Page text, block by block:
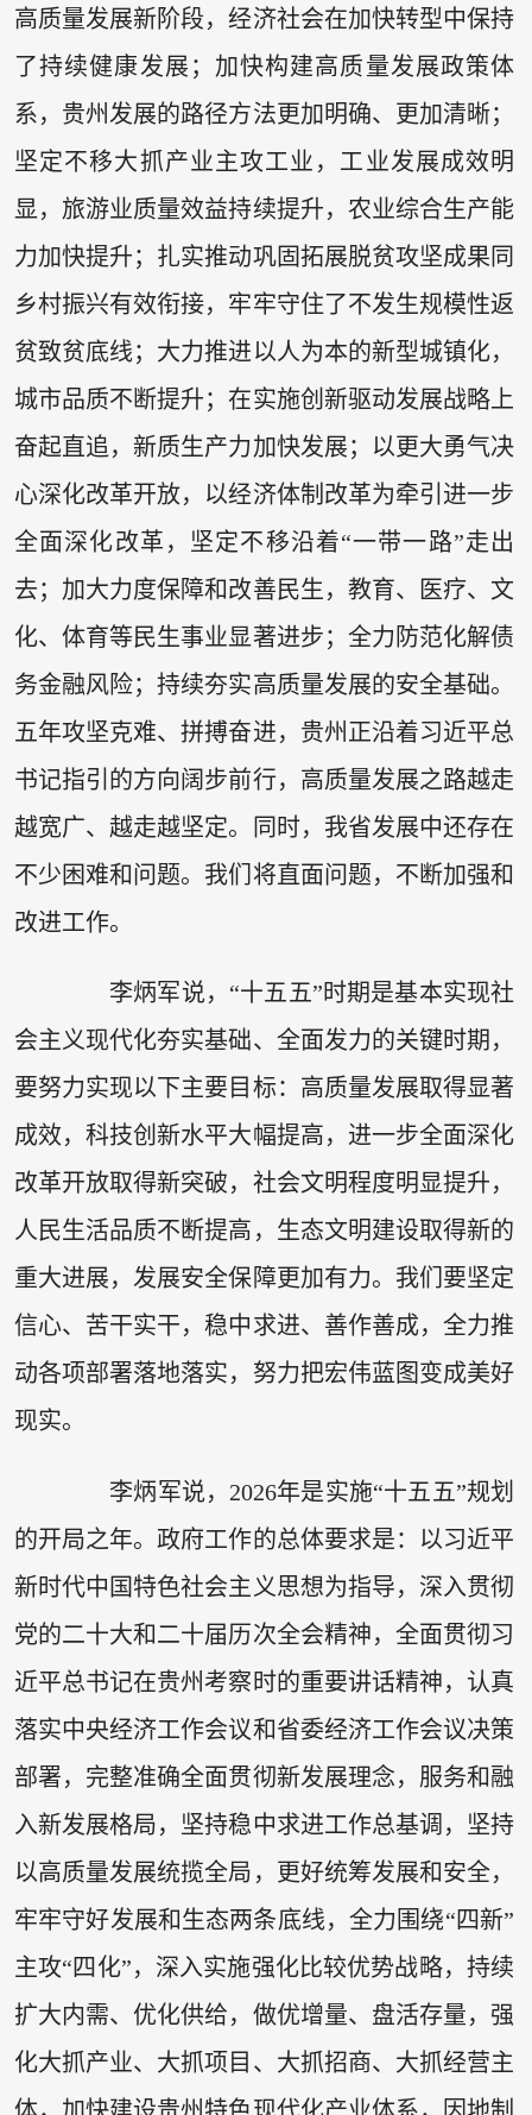
高质量发展新阶段，经济社会在加快转型中保持
了持续健康发展；加快构建高质量发展政策体
系，贵州发展的路径方法更加明确、更加清晰；
坚定不移大抓产业主攻工业，工业发展成效明
显，旅游业质量效益持续提升，农业综合生产能
力加快提升；扎实推动巩固拓展脱贫攻坚成果同
乡村振兴有效衔接，牢牢守住了不发生规模性返
贫致贫底线；大力推进以人为本的新型城镇化，
城市品质不断提升；在实施创新驱动发展战略上
奋起直追，新质生产力加快发展；以更大勇气决
心深化改革开放，以经济体制改革为牵引进一步
全面深化改革，坚定不移沿着“一带一路”走出
去；加大力度保障和改善民生，教育、医疗、文
化、体育等民生事业显著进步；全力防范化解债
务金融风险；持续夯实高质量发展的安全基础。
五年攻坚克难、拼搏奋进，贵州正沿着习近平总
书记指引的方向阔步前行，高质量发展之路越走
越宽广、越走越坚定。同时，我省发展中还存在
不少困难和问题。我们将直面问题，不断加强和
改进工作。
李炳军说，“十五五”时期是基本实现社
会主义现代化夯实基础、全面发力的关键时期，
要努力实现以下主要目标：高质量发展取得显著
成效，科技创新水平大幅提高，进一步全面深化
改革开放取得新突破，社会文明程度明显提升，
人民生活品质不断提高，生态文明建设取得新的
重大进展，发展安全保障更加有力。我们要坚定
信心、苦干实干，稳中求进、善作善成，全力推
动各项部署落地落实，努力把宏伟蓝图变成美好
现实。
李炳军说，2026年是实施“十五五”规划
的开局之年。政府工作的总体要求是：以习近平
新时代中国特色社会主义思想为指导，深入贯彻
党的二十大和二十届历次全会精神，全面贯彻习
近平总书记在贵州考察时的重要讲话精神，认真
落实中央经济工作会议和省委经济工作会议决策
部署，完整准确全面贯彻新发展理念，服务和融
入新发展格局，坚持稳中求进工作总基调，坚持
以高质量发展统揽全局，更好统筹发展和安全，
牢牢守好发展和生态两条底线，全力围绕“四新”
主攻“四化”，深入实施强化比较优势战略，持续
扩大内需、优化供给，做优增量、盘活存量，强
化大抓产业、大抓项目、大抓招商、大抓经营主